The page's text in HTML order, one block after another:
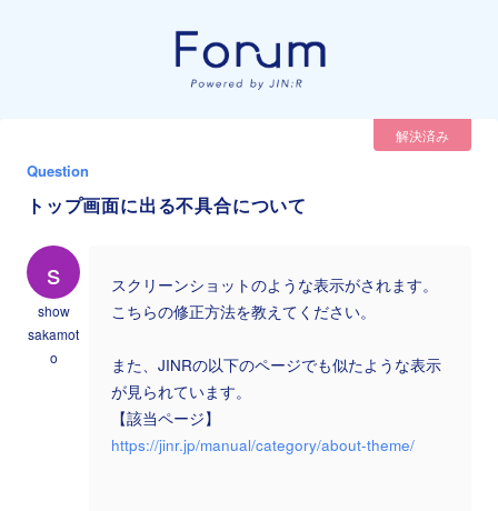
解決済み
Question
トップ画面に出る不具合について
s
show
sakamot
o
スクリーンショットのような表示がされます。
こちらの修正方法を教えてください。
また、JINRの以下のページでも似たような表示
が見られています。
【該当ページ】
https://jinr.jp/manual/category/about-theme/